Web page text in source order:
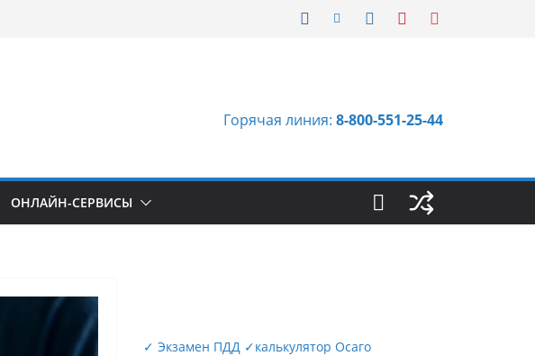
Горячая линия: 8-800-551-25-44
ОНЛАЙН-СЕРВИСЫ
✓ Экзамен ПДД ✓калькулятор Осаго